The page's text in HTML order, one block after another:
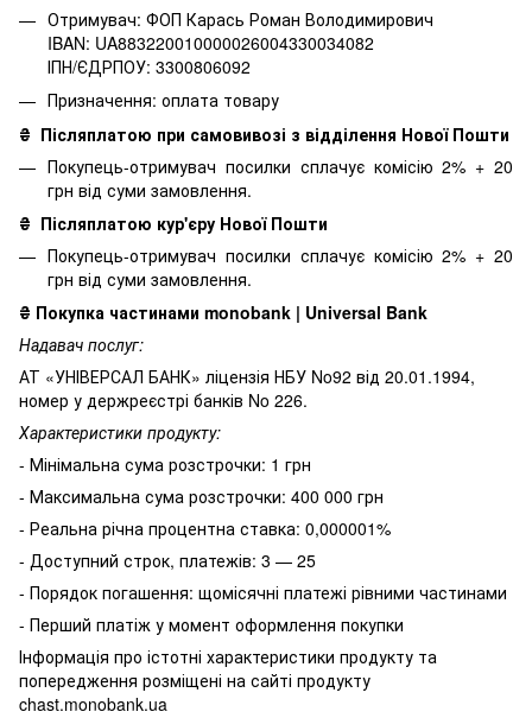
Отримувач: ФОП Карась Роман Володимирович
IBAN: UA883220010000026004330034082
ІПН/ЄДРПОУ: 3300806092
Призначення: оплата товару
₴ Післяплатою при самовивозі з відділення Нової Пошти
Покупець-отримувач посилки сплачує комісію 2% + 20
грн від суми замовлення.
₴ Післяплатою кур'єру Нової Пошти
Покупець-отримувач посилки сплачує комісію 2% + 20
грн від суми замовлення.
₴ Покупка частинами monobank | Universal Bank
Надавач послуг:
АТ «УНІВЕРСАЛ БАНК» ліцензія НБУ No92 від 20.01.1994,
номер у держреєстрі банків No 226.
Характеристики продукту:
- Мінімальна сума розстрочки: 1 грн
- Максимальна сума розстрочки: 400 000 грн
- Реальна річна процентна ставка: 0,000001%
- Доступний строк, платежів: 3 — 25
- Порядок погашення: щомісячні платежі рівними частинами
- Перший платіж у момент оформлення покупки
Інформація про істотні характеристики продукту та
попередження розміщені на сайті продукту
chast.monobank.ua